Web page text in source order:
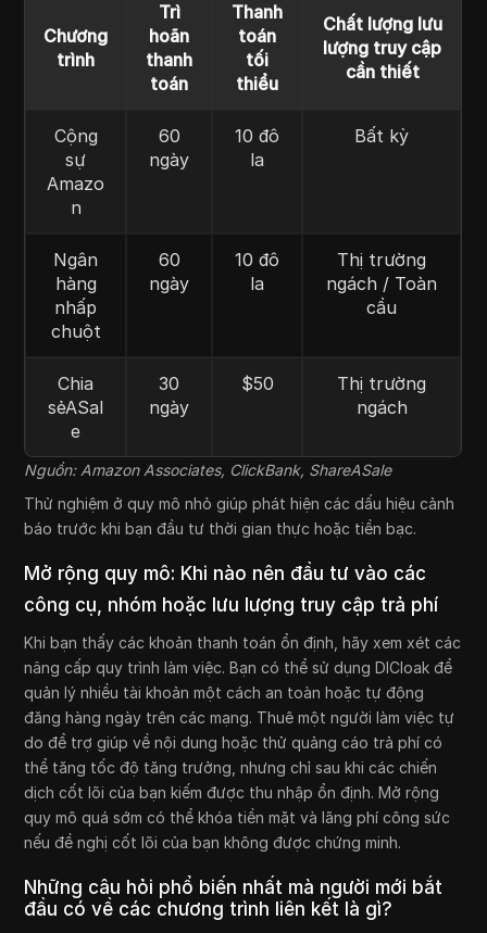
Chương
trình
Trì
hoãn
thanh
toán
Thanh
toán
tối
thiểu
Chất lượng lưu
lượng truy cập
cần thiết
Cộng
sự
Amazo
n
60
ngày
10 đô
la
Bất kỳ
Ngân
hàng
nhấp
chuột
60
ngày
10 đô
la
Thị trường
ngách / Toàn
cầu
Chia
sẻASal
e
30
ngày
$50
Thị trường
ngách
Nguồn: Amazon Associates, ClickBank, ShareASale
Thử nghiệm ở quy mô nhỏ giúp phát hiện các dấu hiệu cảnh
báo trước khi bạn đầu tư thời gian thực hoặc tiền bạc.
Mở rộng quy mô: Khi nào nên đầu tư vào các
công cụ, nhóm hoặc lưu lượng truy cập trả phí
Khi bạn thấy các khoản thanh toán ổn định, hãy xem xét các
nâng cấp quy trình làm việc. Bạn có thể sử dụng DICloak để
quản lý nhiều tài khoản một cách an toàn hoặc tự động
đăng hàng ngày trên các mạng. Thuê một người làm việc tự
do để trợ giúp về nội dung hoặc thử quảng cáo trả phí có
thể tăng tốc độ tăng trưởng, nhưng chỉ sau khi các chiến
dịch cốt lõi của bạn kiếm được thu nhập ổn định. Mở rộng
quy mô quá sớm có thể khóa tiền mặt và lãng phí công sức
nếu đề nghị cốt lõi của bạn không được chứng minh.
Những câu hỏi phổ biến nhất mà người mới bắt
đầu có về các chương trình liên kết là gì?